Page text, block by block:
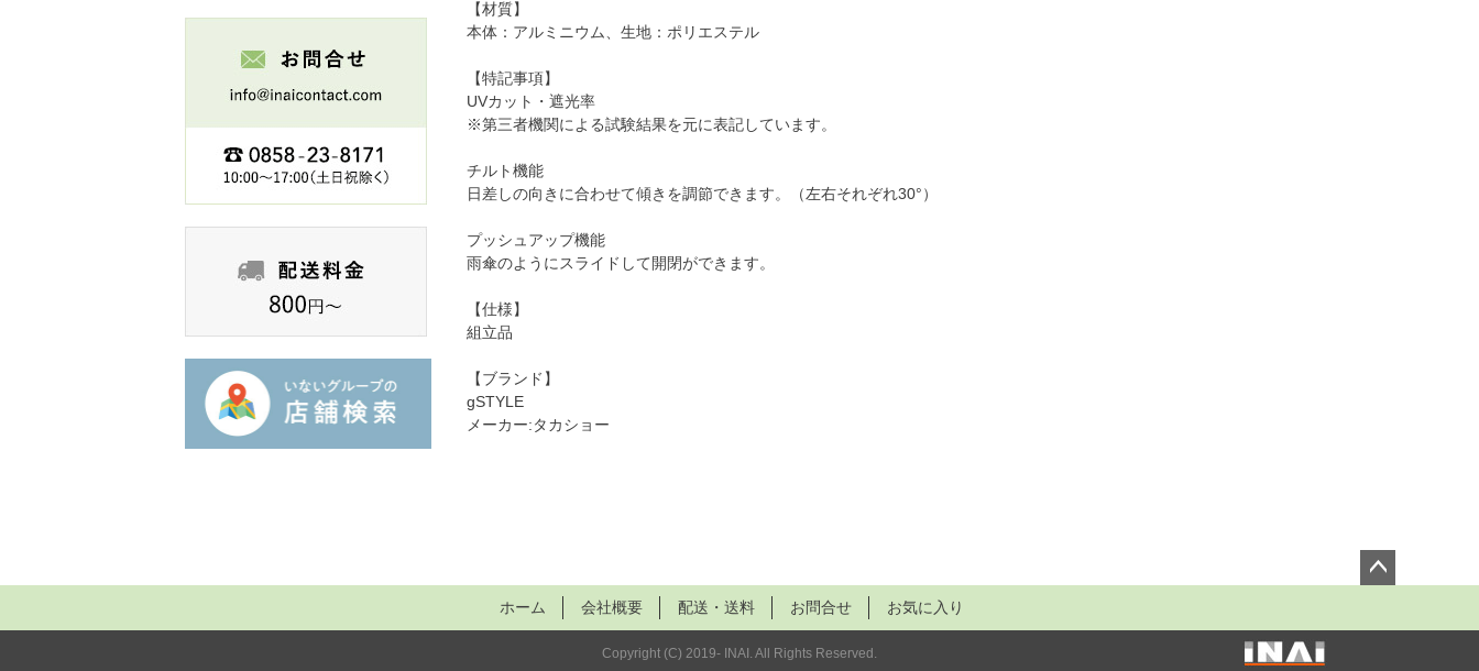
【材質】
本体：アルミニウム、生地：ポリエステル
【特記事項】
UVカット・遮光率
※第三者機関による試験結果を元に表記しています。
チルト機能
日差しの向きに合わせて傾きを調節できます。（左右それぞれ30°）
プッシュアップ機能
雨傘のようにスライドして開閉ができます。
【仕様】
組立品
【ブランド】
gSTYLE
メーカー:タカショー
ホーム 会社概要 配送・送料 お問合せ お気に入り
Copyright (C) 2019- INAI. All Rights Reserved.